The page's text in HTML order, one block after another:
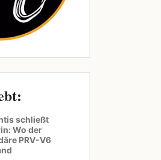
schließt
Wo der
PRV-V6